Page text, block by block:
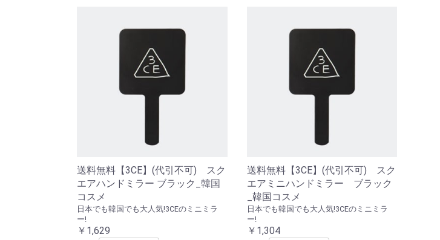
送料無料【3CE】(代引不可) スク
エアハンドミラー ブラック_韓国
コスメ
日本でも韓国でも大人気!3CEのミニミラ
ー!
￥1,629
送料無料【3CE】(代引不可) スク
エアミニハンドミラー ブラック
_韓国コスメ
日本でも韓国でも大人気!3CEのミニミラ
ー!
￥1,304